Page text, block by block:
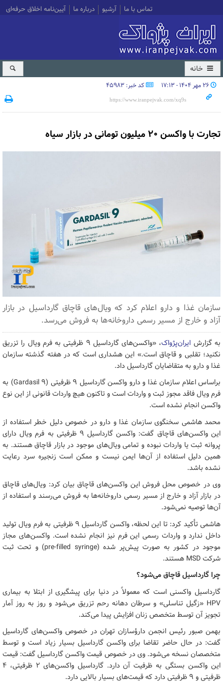
تماس با ما آرشیو درباره ما آیین‌نامه اخلاق حرفه‌ای
خانه
۲۶ مهر ۱۴۰۴ - ۱۷:۱۳ کد خبر: 45983
تجارت با واکسن ۲۰ میلیون تومانی در بازار سیاه
سازمان غذا و دارو اعلام کرد که ویال‌های قاچاق گارداسیل در بازار
آزاد و خارج از مسیر رسمی داروخانه‌ها به فروش می‌رسد.
به گزارش ایران‌پژواک
، «واکسن‌های گارداسیل ۹ ظرفیتی به فرم ویال را تزریق
نکنید؛ تقلبی و قاچاق است.» این هشداری است که در هفته گذشته سازمان
غذا و دارو به متقاضایان گارداسیل داد.
براساس اعلام سازمان غذا و دارو واکسن گارداسیل ۹ ظرفیتی (Gardasil ۹) به
فرم ویال فاقد مجوز ثبت و واردات است و تاکنون هیچ واردات قانونی از این نوع
واکسن انجام نشده است.
محمد هاشمی سخنگوی سازمان غذا و دارو در خصوص دلیل خطر استفاده از
این واکسن‌های قاچاق گفت: واکسن گارداسیل ۹ ظرفیتی به فرم ویال دارای
پروانه ثبت یا واردات نبوده و تمامی ویال‌های موجود در بازار قاچاق هستند. به
همین دلیل استفاده از آن‌ها ایمن نیست و ممکن است زنجیره سرد رعایت
نشده باشد.
وی در خصوص محل فروش این واکسن‌های قاچاق بیان کرد: ویال‌های قاچاق
در بازار آزاد و خارج از مسیر رسمی داروخانه‌ها به فروش می‌رسند و استفاده از
آن‌ها توصیه نمی‌شود.
هاشمی تأکید کرد: تا این لحظه، واکسن گارداسیل ۹ ظرفیتی به فرم ویال تولید
داخل ندارد و واردات رسمی این فرم نیز انجام نشده است. واکسن‌های مجاز
موجود در کشور به صورت پیش‌پر شده (pre-filled syringe) و تحت ثبت
شرکت MSD هستند.
چرا گارداسیل قاچاق می‌شود؟
گارداسیل واکسنی است که معمولاً در دنیا برای پیشگیری از ابتلا به بیماری
HPV «زگیل تناسلی» و سرطان دهانه رحم تزریق می‌شود و روز به روز آمار
تجویز آن توسط متخصص زنان افزایش پیدا می‌کند.
بهمن صبور رئیس انجمن دارؤسازان تهران در خصوص واکسن‌های گارداسیل
گفت: در حال حاضر تقاضا برای واکسن گارداسیل بسیار زیاد است و توسط
متخصصان نسخه می‌شود. وی در خصوص قیمت واکسن گارداسیل گفت: قیمت
این واکسن بستگی به ظرفیت آن دارد. گارداسیل واکسن‌های ۲ ظرفیتی، ۴
ظرفیتی و ۹ ظرفیتی دارد که قیمت‌های بسیار بالایی دارد.